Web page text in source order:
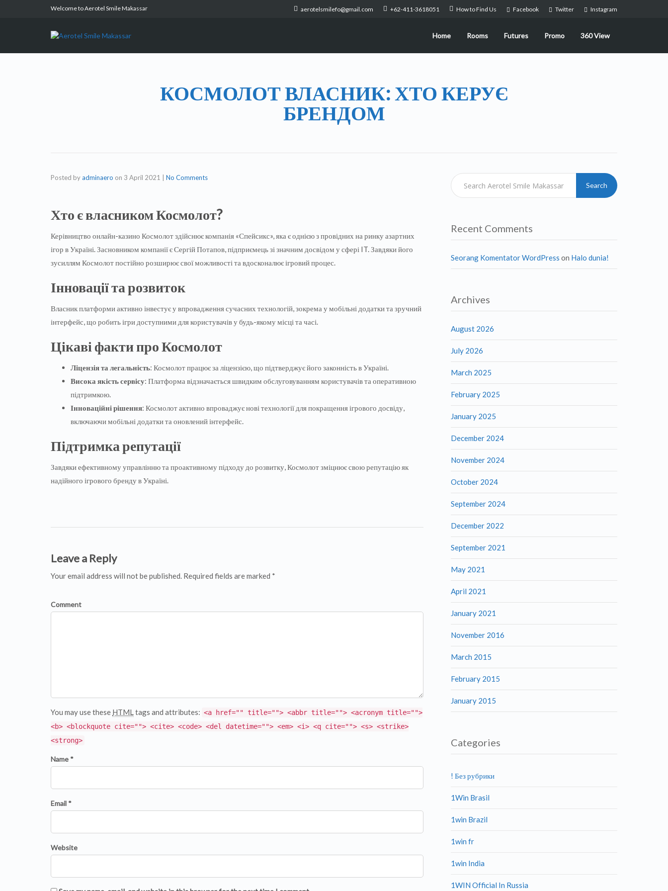
Welcome to Aerotel Smile Makassar aerotelsmilefo@gmail.com +62-411-3618051 How to Find Us Facebook Twitter Instagram
Home Rooms Futures Promo 360 View
КОСМОЛОТ ВЛАСНИК: ХТО КЕРУЄ
БРЕНДОМ
Posted byadminaero on 3 April 2021 No Comments
Хто є власником Космолот?
Керівництво онлайн-казино Космолот здійснює компанія «Спейсикс», яка є однією з провідних на ринку азартних
ігор в Україні. Засновником компанії є Сергій Потапов, підприємець зі значним досвідом у сфері IT. Завдяки його
зусиллям Космолот постійно розширює свої можливості та вдосконалює ігровий процес.
Інновації та розвиток
Власник платформи активно інвестує у впровадження сучасних технологій, зокрема у мобільні додатки та зручний
інтерфейс, що робить ігри доступними для користувачів у будь-якому місці та часі.
Цікаві факти про Космолот
Ліцензія та легальність: Космолот працює за ліцензією, що підтверджує його законність в Україні.
Висока якість сервісу: Платформа відзначається швидким обслуговуванням користувачів та оперативною
підтримкою.
Інноваційні рішення: Космолот активно впроваджує нові технології для покращення ігрового досвіду,
включаючи мобільні додатки та оновлений інтерфейс.
Підтримка репутації
Завдяки ефективному управлінню та проактивному підходу до розвитку, Космолот зміцнює свою репутацію як
надійного ігрового бренду в Україні.
Leave a Reply
Your email address will not be published. Required fields are marked *
Comment
You may use these HTMLtags and attributes: <a href="" title=""> <abbr title=""> <acronym title="">
<b> <blockquote cite=""> <cite> <code> <del datetime=""> <em> <i> <q cite=""> <s> <strike>
<strong>
Name *
Email *
Website
Search
Recent Comments
Seorang Komentator WordPress on Halo dunia!
Archives
August 2026
July 2026
March 2025
February 2025
January 2025
December 2024
November 2024
October 2024
September 2024
December 2022
September 2021
May 2021
April 2021
January 2021
November 2016
March 2015
February 2015
January 2015
Categories
! Без рубрики
1Win Brasil
1win Brazil
1win fr
1win India
1WIN Official In Russia